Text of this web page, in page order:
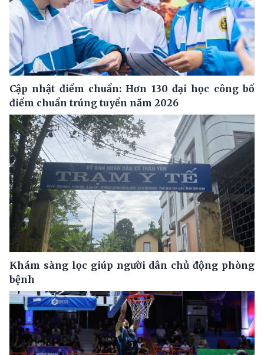
Cập nhật điểm chuẩn: Hơn 130 đại học công bố
điểm chuẩn trúng tuyển năm 2026
Khám sàng lọc giúp người dân chủ động phòng
bệnh